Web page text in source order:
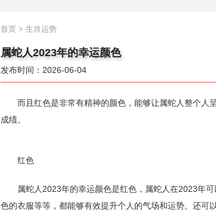
首页 > 生肖运势
属蛇人2023年的幸运颜色
发布时间：2026-06-04
而且红色是非常有精神的颜色，能够让属蛇人整个人
成绩。
红色
属蛇人2023年的幸运颜色是红色，属蛇人在2023年可
色的衣服等等，都能够有效提升个人的气场和运势。还可